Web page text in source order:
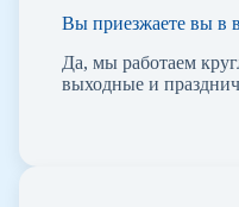
Вы приезжаете вы в
Да, мы работаем
выходные и